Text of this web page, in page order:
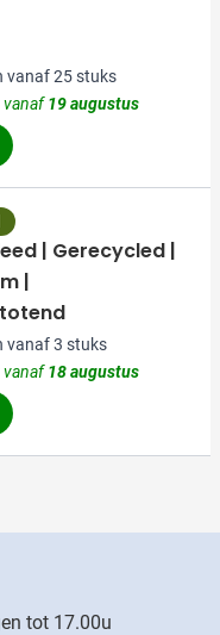
vanaf 25 stuks
vanaf19 augustus
| Gerecycled |
|
vanaf 3 stuks
vanaf18 augustus
tot 17.00u